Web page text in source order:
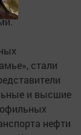
стали
и высшие
нефти